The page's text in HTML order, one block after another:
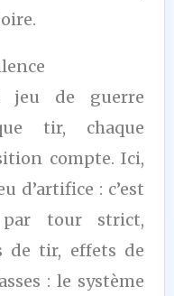
jeu de guerre
tir, chaque
compte. Ici,
d’artifice : c’est
par tour strict,
de tir, effets de
: le système